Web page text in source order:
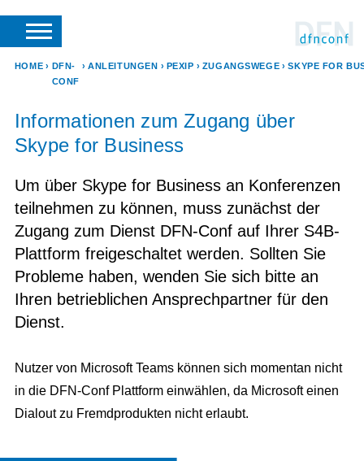
SUCHE VERANSTALTER LOGIN SUPPORT DFN-VEREIN
HOME
DFN-
CONF
ANLEITUNGEN PEXIP ZUGANGSWEGE
Informationen zum Zugang über
Skype for Business
Um über Skype for Business an Konferenzen
teilnehmen zu können, muss zunächst der
Zugang zum Dienst DFN-Conf auf Ihrer S4B-
Plattform freigeschaltet werden. Sollten Sie
Probleme haben, wenden Sie sich bitte an
Ihren betrieblichen Ansprechpartner für den
Dienst.
Nutzer von Microsoft Teams können sich momentan nicht
in die DFN-Conf Plattform einwählen, da Microsoft einen
Dialout zu Fremdprodukten nicht erlaubt.